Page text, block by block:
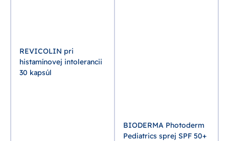
REVICOLIN pri
histamínovej intolerancii
30 kapsúl
BIODERMA Photoderm
Pediatrics sprej SPF 50+